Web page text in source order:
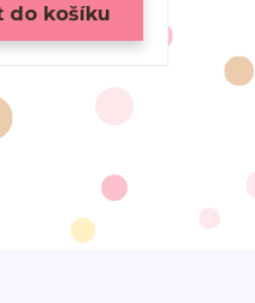
do košíku